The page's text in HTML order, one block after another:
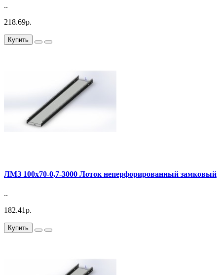
..
218.69р.
Купить
ЛМЗ 100х70-0,7-3000 Лоток неперфорированный замковый
..
182.41р.
Купить